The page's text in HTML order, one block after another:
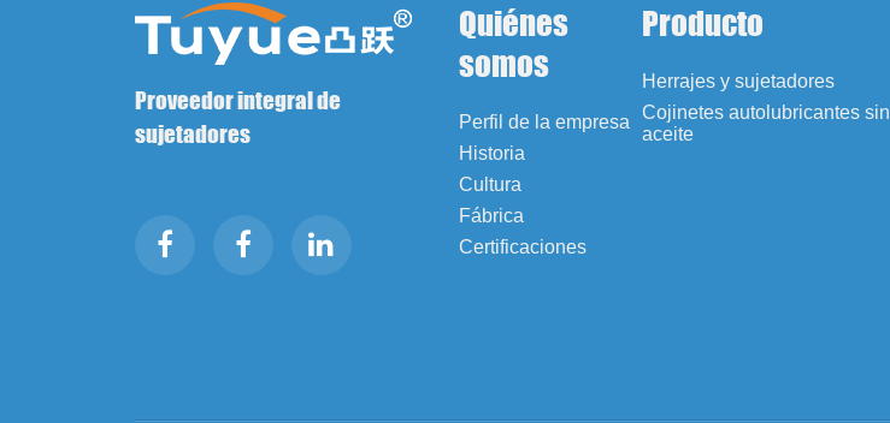
Proveedor integral de
sujetadores
Quiénes
somos
Perfil de la empresa
Historia
Cultura
Fábrica
Certificaciones
Producto
Herrajes y sujetadores
Cojinetes autolubricantes sin
aceite